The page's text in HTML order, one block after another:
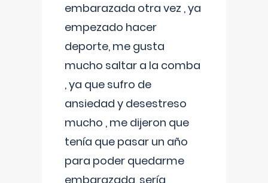
embarazada otra vez , ya
empezado hacer
deporte, me gusta
mucho saltar a la comba
, ya que sufro de
ansiedad y desestreso
mucho , me dijeron que
tenía que pasar un año
para poder quedarme
embarazada, sería